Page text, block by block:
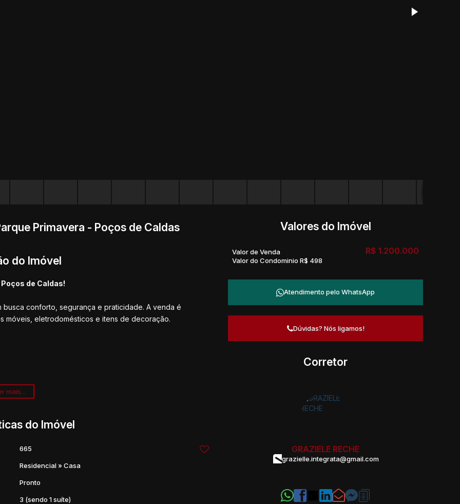
Primavera - Poços de Caldas
do Imóvel
de Caldas!
conforto, segurança e praticidade. A venda é
móveis, eletrodomésticos e itens de decoração.
padrão, equipada com churrasqueira inox embutida,
e familiares com conforto e sofisticação.
mais...
do Imóvel
665
Residencial» Casa
Pronto
3 (sendo 1 suíte)
Valores do Imóvel
R$ 1.200.000
Valor de Venda
Valor do Condominio R$ 498
Atendimento pelo WhatsApp
Dúvidas? Nós ligamos!
Corretor
GRAZIELE RECHE
grazielle.integrata@gmail.com